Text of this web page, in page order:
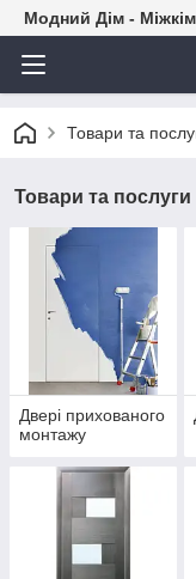
Модний Дім -
Товари та
Товари та послуги
Двері прихованого
монтажу